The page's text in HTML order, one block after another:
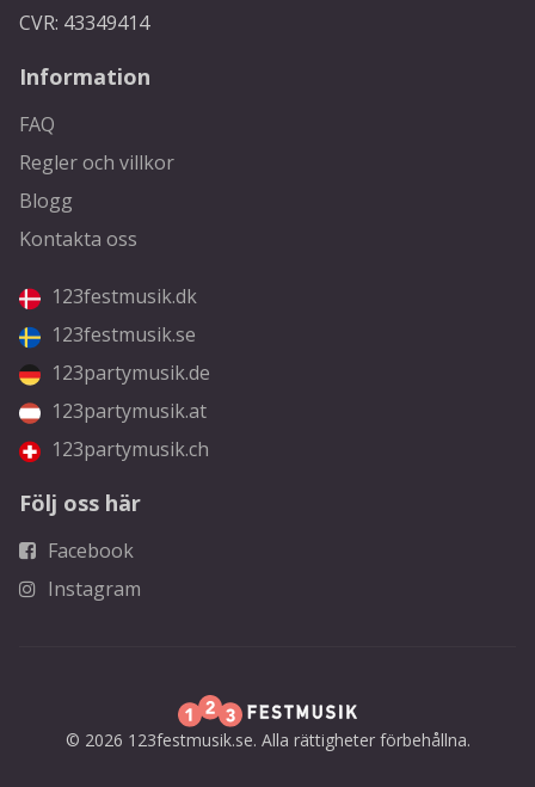
CVR: 43349414
Information
FAQ
Regler och villkor
Blogg
Kontakta oss
123festmusik.dk
123festmusik.se
123partymusik.de
123partymusik.at
123partymusik.ch
Följ oss här
Facebook
Instagram
© 2026 123festmusik.se. Alla rättigheter förbehållna.